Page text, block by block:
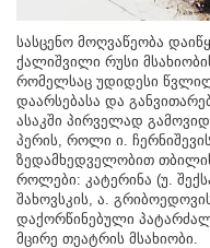
სასცენო მოღვაწეობა
ქალიშვილი რუსი
რომელსაც უდიდესი
დაარსებასა და
ასაკში პირველად
პერის, როლი ი.
ზედამხედველობით
როლები: კატერინა (უ.
შახოვსკის, ა.
დაქორწინებული
მცირე თეატრის მსახიობი.